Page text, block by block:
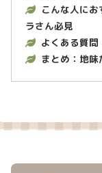
こんな人に
ラさん必見
よくある質問
まとめ：地